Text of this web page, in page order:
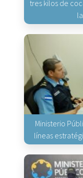
tres kilos de
Ministerio
líneas